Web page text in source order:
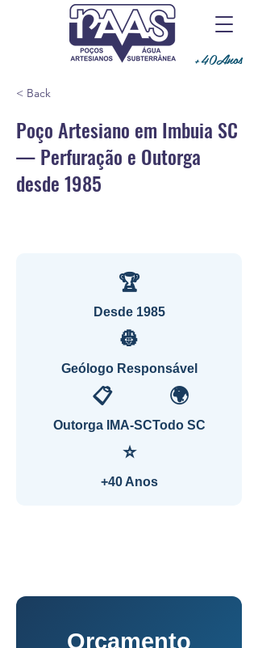
+40Anos
< Back
Poço Artesiano em Imbuia SC
— Perfuração e Outorga
desde 1985
🏆
Desde 1985
👷
Geólogo Responsável
📋
Outorga IMA-SC
🌍
Todo SC
⭐
+40 Anos
Orçamento